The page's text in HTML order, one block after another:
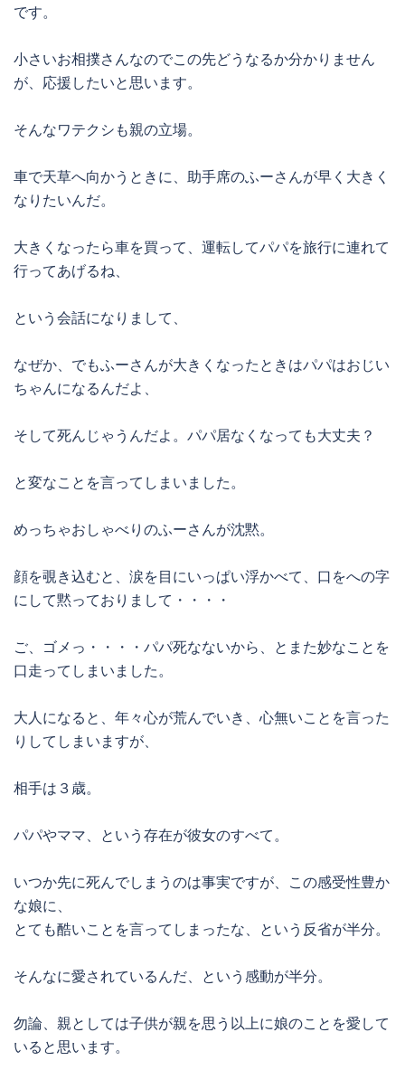
です。
小さいお相撲さんなのでこの先どうなるか分かりません
が、応援したいと思います。
そんなワテクシも親の立場。
車で天草へ向かうときに、助手席のふーさんが早く大きく
なりたいんだ。
大きくなったら車を買って、運転してパパを旅行に連れて
行ってあげるね、
という会話になりまして、
なぜか、でもふーさんが大きくなったときはパパはおじい
ちゃんになるんだよ、
そして死んじゃうんだよ。パパ居なくなっても大丈夫？
と変なことを言ってしまいました。
めっちゃおしゃべりのふーさんが沈黙。
顔を覗き込むと、涙を目にいっぱい浮かべて、口をへの字
にして黙っておりまして・・・・
ご、ゴメっ・・・・パパ死なないから、とまた妙なことを
口走ってしまいました。
大人になると、年々心が荒んでいき、心無いことを言った
りしてしまいますが、
相手は３歳。
パパやママ、という存在が彼女のすべて。
いつか先に死んでしまうのは事実ですが、この感受性豊か
な娘に、
とても酷いことを言ってしまったな、という反省が半分。
そんなに愛されているんだ、という感動が半分。
勿論、親としては子供が親を思う以上に娘のことを愛して
いると思います。